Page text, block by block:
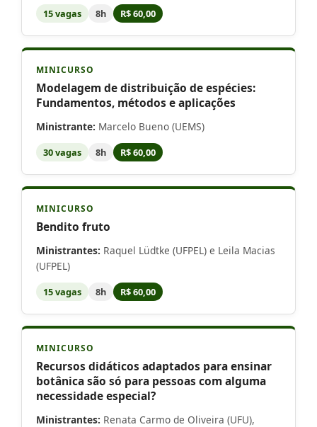
15 vagas 8h R$ 60,00
MINICURSO
Modelagem de distribuição de espécies:
Fundamentos, métodos e aplicações
Ministrante: Marcelo Bueno (UEMS)
30 vagas 8h R$ 60,00
MINICURSO
Bendito fruto
Ministrantes: Raquel Lüdtke (UFPEL) e Leila Macias
(UFPEL)
15 vagas 8h R$ 60,00
MINICURSO
Recursos didáticos adaptados para ensinar
botânica são só para pessoas com alguma
necessidade especial?
Ministrantes: Renata Carmo de Oliveira (UFU),